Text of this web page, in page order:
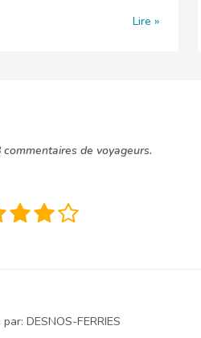
Lire
de voyageurs.
DESNOS-FERRIES